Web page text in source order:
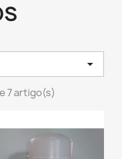

7 artigo(s)